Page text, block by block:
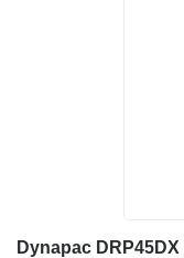
Dynapac DRP45DX